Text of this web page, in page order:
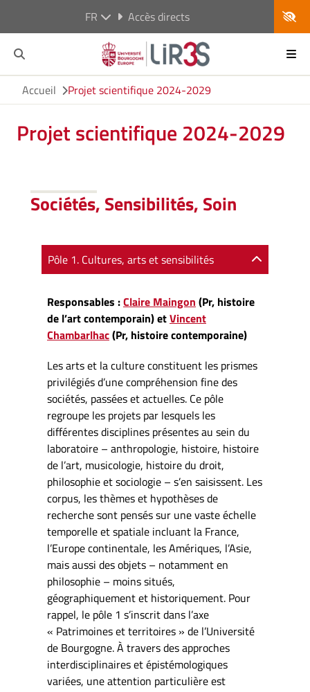
FR Accès directs
Accueil Projet scientifique 2024-2029
Projet scientifique 2024-2029
Sociétés, Sensibilités, Soin
Pôle 1. Cultures, arts et sensibilités
Responsables :Claire Maingon (Pr, histoire
de l’art contemporain) etVincent
Chambarlhac(Pr, histoire contemporaine)
Les arts et la culture constituent les prismes
privilégiés d’une compréhension fine des
sociétés, passées et actuelles. Ce pôle
regroupe les projets par lesquels les
différentes disciplines présentes au sein du
laboratoire – anthropologie, histoire, histoire
de l’art, musicologie, histoire du droit,
philosophie et sociologie – s’en saisissent. Les
corpus, les thèmes et hypothèses de
recherche sont pensés sur une vaste échelle
temporelle et spatiale incluant la France,
l’Europe continentale, les Amériques, l’Asie,
mais aussi des objets – notamment en
philosophie – moins situés,
géographiquement et historiquement. Pour
rappel, le pôle 1 s’inscrit dans l’axe
« Patrimoines et territoires » de l’Université
de Bourgogne. À travers des approches
interdisciplinaires et épistémologiques
variées, une attention particulière est